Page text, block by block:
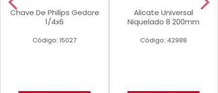
Chave De Philips Gedore
1/4x6
Código: 15027
Alicate Universal
Niquelado 8 200mm
Código: 42988